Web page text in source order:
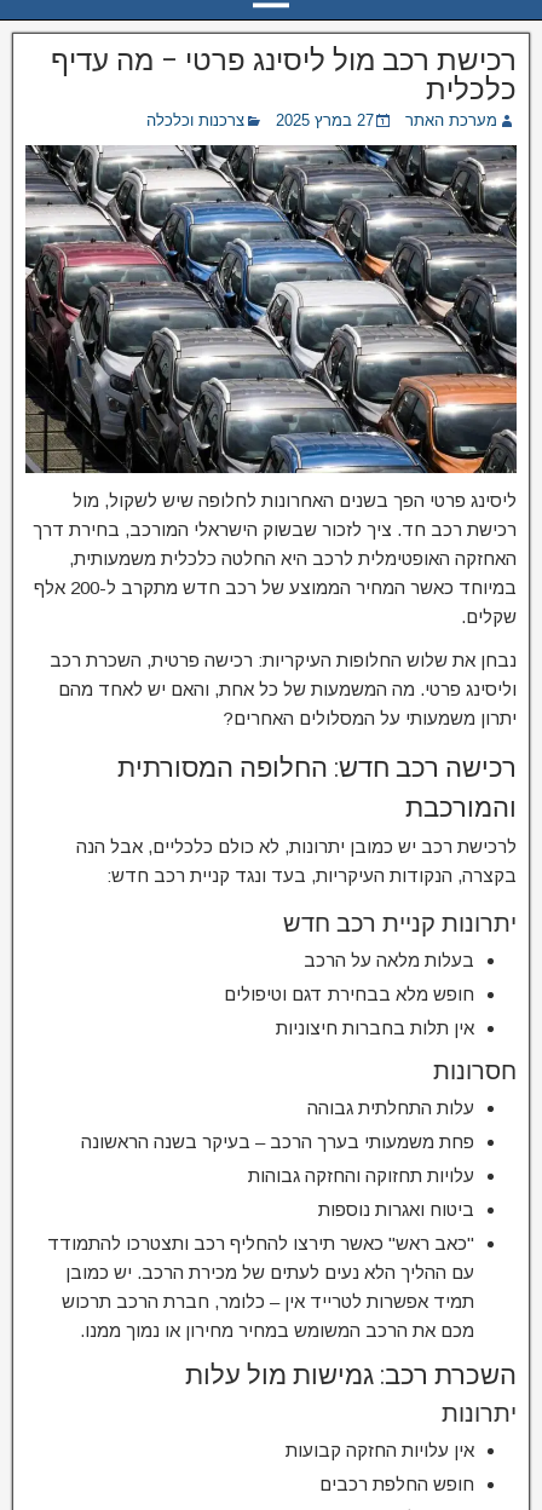
רכישת רכב מול ליסינג פרטי – מה עדיף
כלכלית
מערכת האתר 27 במרץ 2025 צרכנות וכלכלה
ליסינג פרטי הפך בשנים האחרונות לחלופה שיש לשקול, מול
רכישת רכב חד. ציך לזכור שבשוק הישראלי המורכב, בחירת דרך
האחזקה האופטימלית לרכב היא החלטה כלכלית משמעותית,
במיוחד כאשר המחיר הממוצע של רכב חדש מתקרב ל-200 אלף
שקלים.
נבחן את שלוש החלופות העיקריות: רכישה פרטית, השכרת רכב
וליסינג פרטי. מה המשמעות של כל אחת, והאם יש לאחד מהם
יתרון משמעותי על המסלולים האחרים?
רכישה רכב חדש: החלופה המסורתית
והמורכבת
לרכישת רכב יש כמובן יתרונות, לא כולם כלכליים, אבל הנה
בקצרה, הנקודות העיקריות, בעד ונגד קניית רכב חדש:
יתרונות קניית רכב חדש
בעלות מלאה על הרכב
חופש מלא בבחירת דגם וטיפולים
אין תלות בחברות חיצוניות
חסרונות
עלות התחלתית גבוהה
פחת משמעותי בערך הרכב – בעיקר בשנה הראשונה
עלויות תחזוקה והחזקה גבוהות
ביטוח ואגרות נוספות
"כאב ראש" כאשר תירצו להחליף רכב ותצטרכו להתמודד
עם ההליך הלא נעים לעתים של מכירת הרכב. יש כמובן
תמיד אפשרות לטרייד אין – כלומר, חברת הרכב תרכוש
מכם את הרכב המשומש במחיר מחירון או נמוך ממנו.
השכרת רכב: גמישות מול עלות
יתרונות
אין עלויות החזקה קבועות
חופש החלפת רכבים